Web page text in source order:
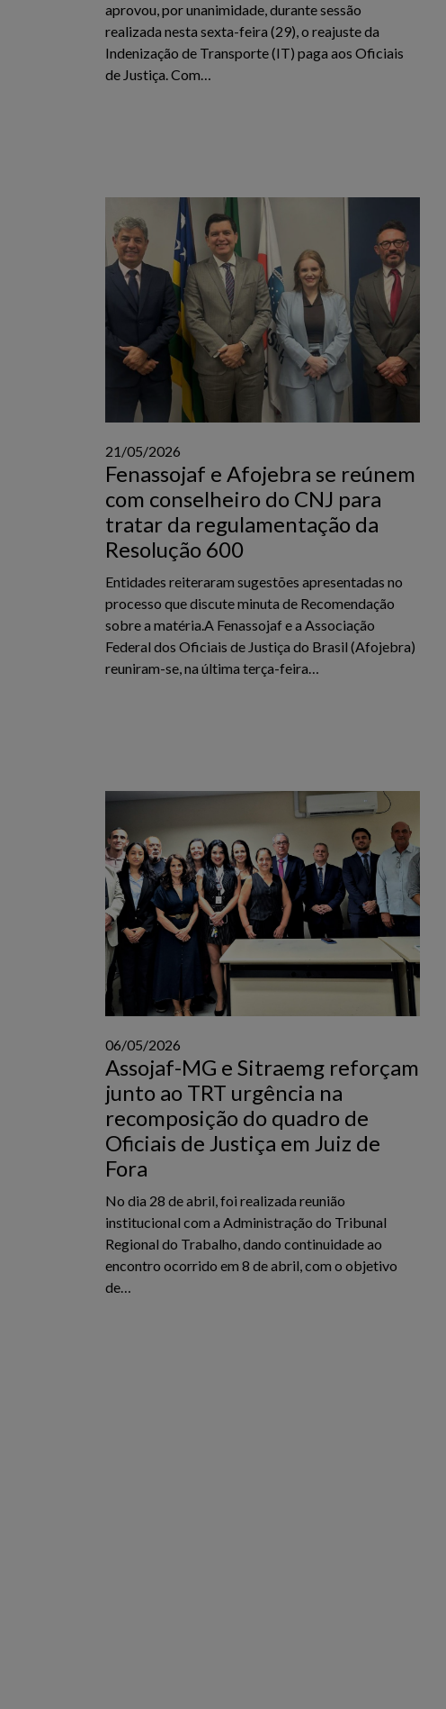
aprovou, por unanimidade, durante sessão
realizada nesta sexta-feira (29), o reajuste da
Indenização de Transporte (IT) paga aos Oficiais
de Justiça. Com…
21/05/2026
Fenassojaf e Afojebra se reúnem
com conselheiro do CNJ para
tratar da regulamentação da
Resolução 600
Entidades reiteraram sugestões apresentadas no
processo que discute minuta de Recomendação
sobre a matéria.A Fenassojaf e a Associação
Federal dos Oficiais de Justiça do Brasil (Afojebra)
reuniram-se, na última terça-feira…
06/05/2026
Assojaf-MG e Sitraemg reforçam
junto ao TRT urgência na
recomposição do quadro de
Oficiais de Justiça em Juiz de
Fora
No dia 28 de abril, foi realizada reunião
institucional com a Administração do Tribunal
Regional do Trabalho, dando continuidade ao
encontro ocorrido em 8 de abril, com o objetivo
de…